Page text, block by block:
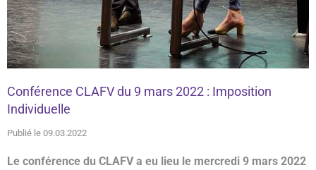
Conférence CLAFV du 9 mars 2022 : Imposition
Individuelle
Publié le 09.03.2022
Le conférence du CLAFV a eu lieu le mercredi 9 mars 2022